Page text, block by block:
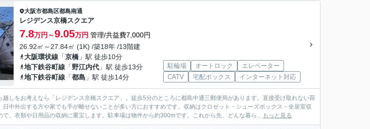
大阪市都島区都島南通
レジデンス京橋スクエア
7.8万円～9.05万円 管理/共益費7,000円
26.92㎡～27.84㎡ (1K) /築18年 /13階建
大阪環状線 「京橋 」駅 徒歩10分
地下鉄谷町線 「野江内代 」駅 徒歩13分
地下鉄谷町線 「都島 」駅 徒歩14分
駐輪場 オートロック
エレベーター
CATV
宅配ボックス インターネット対応
越しをお考えなら「レジデンス京橋スクエア」。徒歩5分のところに都島中通三郵便局があります。直接受け取れない荷
中外出する方や家でも手が離せないことが多い方におすすめです。収納はクロゼット・シューズボックス・全居室収
、衣類や日用品の収納に重宝します。駐車場は物件から約300mです。これから先、どんな暮ら... もっと見る